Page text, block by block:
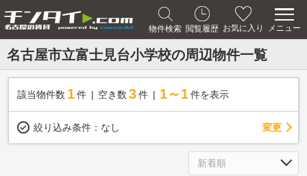
物件検索 閲覧履歴 お気に入り メニュー
名古屋市立富士見台小学校の周辺物件一覧
該当物件数 1件 空き数 3 件 1～1 件を表示
絞り込み条件： なし 変更